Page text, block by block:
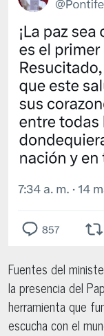
Fuentes del
la presencia del
herramienta que
escucha con el